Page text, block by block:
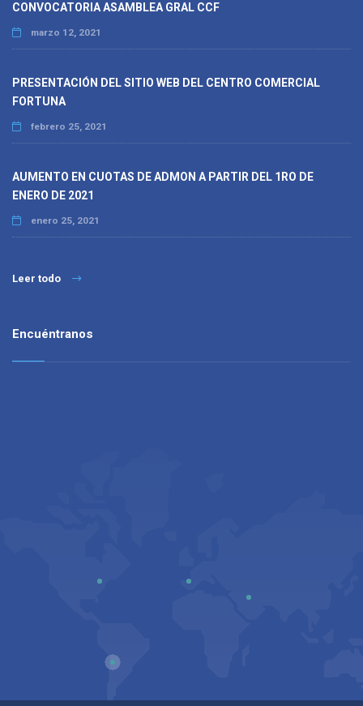
CONVOCATORIA ASAMBLEA GRAL CCF
marzo 12, 2021
PRESENTACIÓN DEL SITIO WEB DEL CENTRO COMERCIAL
FORTUNA
febrero 25, 2021
AUMENTO EN CUOTAS DE ADMON A PARTIR DEL 1RO DE
ENERO DE 2021
enero 25, 2021
Leer todo
Encuéntranos